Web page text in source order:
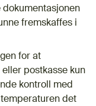
dokumentasjonen
fremskaffes i
for at
postkasse kun
kontroll med
det